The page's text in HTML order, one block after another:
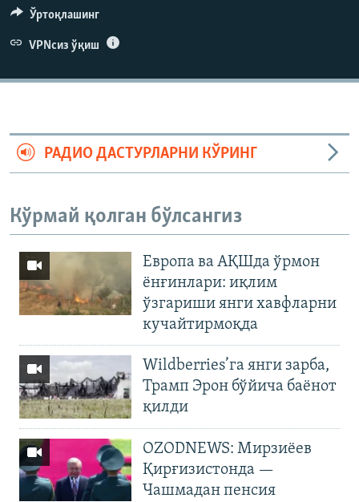
Ўртоқлашинг
VPNсиз ўқиш
РАДИО ДАСТУРЛАРНИ КЎРИНГ
Кўрмай қолган бўлсангиз
Европа ва АҚШда ўрмон
ёнғинлари: иқлим
ўзгариши янги хавфларни
кучайтирмоқда
Wildberries’га янги зарба,
Трамп Эрон бўйича баёнот
қилди
OZODNEWS: Мирзиёев
Қирғизистонда —
Чашмадан пенсия